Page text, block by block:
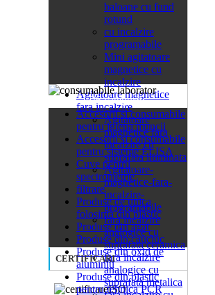
baloane cu fund
rotund
cu incalzire
programabile
Mini agitatoare
magnetice cu
incalzire
Agitatoare magnetice
fara incalzire
Agitatoare
magnetice fara
incalzire cu
suprafata iluminata
Agitatoare-
magnetice-fara-
incalzire-
programabile
fara incalzire
analogice cu
suprafata ceramica
fara incalzire
analogice cu
suprafata metalica
26 categorii
Accesorii si consumabile
pentru igiena muncii
Accesorii si consumabile
pentru sisteme ELISA
Cuve pentru
spectrometrie
filtrare
Produse de unica
folosinta din plastic
Produse din agat
Produse din cauciuc
Produse din oxid de
aluminiu
Produse din plastic
pentru tehnica PCR
CERTIFICARI